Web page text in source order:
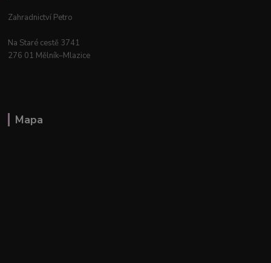
Zahradnictví Petro
Na Staré cestě 3741
276 01 Mělník–Mlazice
Mapa